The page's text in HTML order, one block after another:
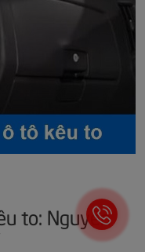
to: Nguyên